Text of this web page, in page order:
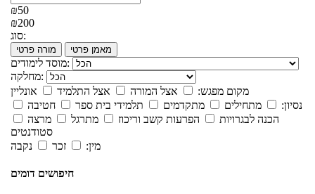
₪50
₪200
סוג:
מורה פרטי מאמן פרטי
מוסד לימודים:
מחלקה:
מקום מפגש:
אצל המורה אצל התלמיד
אונליין
נסיון:
מתחילים מתקדמים תלמידי בית ספר
חטיבה
הכנה לבגרויות
הפרעות קשב וריכוז מתרגל
מרצה
סטודנטים
מין:
זכר נקבה
חיפושים דומים